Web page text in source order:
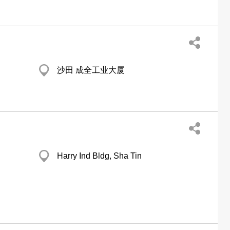
沙田 成全工业大厦
Harry Ind Bldg, Sha Tin